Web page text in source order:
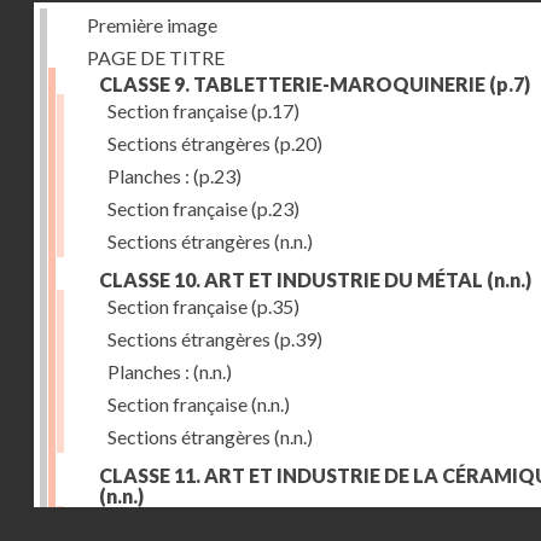
Première image
PAGE DE TITRE
CLASSE 9. TABLETTERIE-MAROQUINERIE (p.7)
Section française(p.17)
Sections étrangères (p.20)
Planches : (p.23)
Section française(p.23)
Sections étrangères (n.n.)
CLASSE 10. ART ET INDUSTRIE DU MÉTAL (n.n.)
Section française(p.35)
Sections étrangères (p.39)
Planches : (n.n.)
Section française(n.n.)
Sections étrangères (n.n.)
CLASSE 11. ART ET INDUSTRIE DE LA
(n.n.)